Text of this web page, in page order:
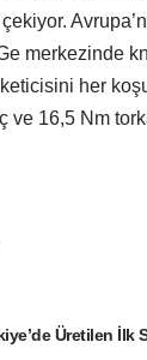
merkezinde
her
ve 16,5 Nm
Üretilen